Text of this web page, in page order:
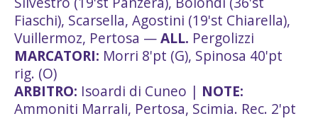
Fiaschi), Scarsella, Agostini (19'st Chiarella),
Vuillermoz, Pertosa —ALL. Pergolizzi
MARCATORI: Morri 8'pt (G), Spinosa 40'pt
rig. (O)
ARBITRO: Isoardi di Cuneo | NOTE:
Ammoniti Marrali, Pertosa, Scimia. Rec. 2'pt